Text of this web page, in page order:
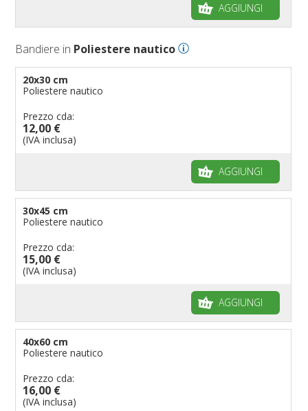
AGGIUNGI
Bandiere in Poliestere nautico
20x30 cm
Poliestere nautico
Prezzo cda:
12,00 €
(IVA inclusa)
AGGIUNGI
30x45 cm
Poliestere nautico
Prezzo cda:
15,00 €
(IVA inclusa)
AGGIUNGI
40x60 cm
Poliestere nautico
Prezzo cda:
16,00 €
(IVA inclusa)